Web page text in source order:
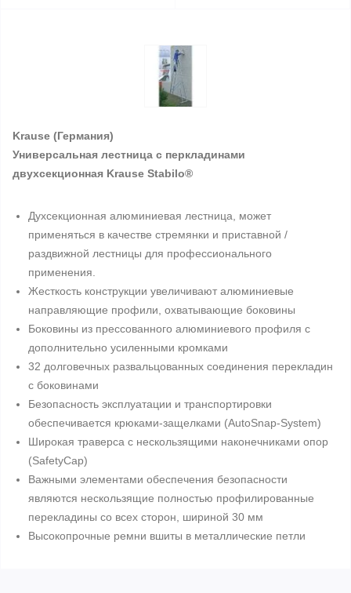
Krause (Германия)
Универсальная лестница с перкладинами
двухсекционная Krause Stabilo®
Духсекционная алюминиевая лестница, может
применяться в качестве стремянки и приставной /
раздвижной лестницы для профессионального
применения.
Жесткость конструкции увеличивают алюминиевые
направляющие профили, охватывающие боковины
Боковины из прессованного алюминиевого профиля с
дополнительно усиленными кромками
32 долговечных развальцованных соединения перекладин
с боковинами
Безопасность эксплуатации и транспортировки
обеспечивается крюками-защелками (AutoSnap-System)
Широкая траверса с нескользящими наконечниками опор
(SafetyCap)
Важными элементами обеспечения безопасности
являются нескользящие полностью профилированные
перекладины со всех сторон, шириной 30 мм
Высокопрочные ремни вшиты в металлические петли